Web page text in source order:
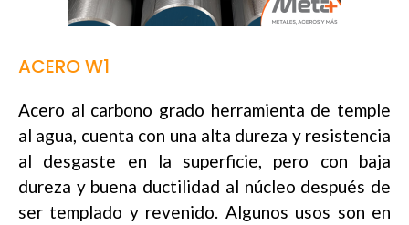
ACERO W1
Acero al carbono grado herramienta de temple
al agua, cuenta con una alta dureza y resistencia
al desgaste en la superficie, pero con baja
dureza y buena ductilidad al núcleo después de
ser templado y revenido. Algunos usos son en